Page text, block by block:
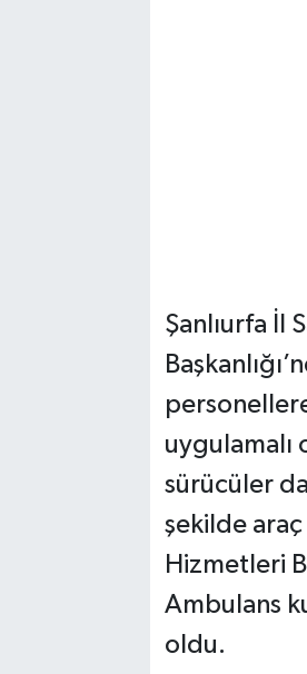
Şanlıurfa İl
uygulamalı
sürücüler
şekilde araç
Hizmetleri
Ambulans
oldu.